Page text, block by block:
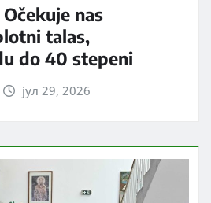
Očekuje nas
talas,
do 40 stepeni
јул 29, 2026